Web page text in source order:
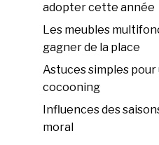
adopter cette année
Les meubles
gagner de la place
Astuces simples
cocooning
Influences des
moral